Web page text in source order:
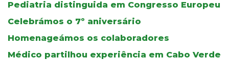
Pediatria distinguida em Congresso Europeu
Celebrámos o 7º aniversário
Homenageámos os colaboradores
Médico partilhou experiência em Cabo Verde